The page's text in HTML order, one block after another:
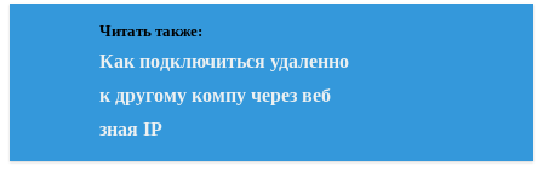
Читать также:
Как подключиться удаленно
к другому компу через веб
зная IP